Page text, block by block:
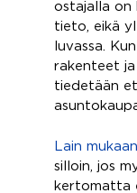
ostajalla on
tieto, eikä
luvassa.
rakenteet
tiedetään
Lain mukaan
silloin, jos
kertomatta